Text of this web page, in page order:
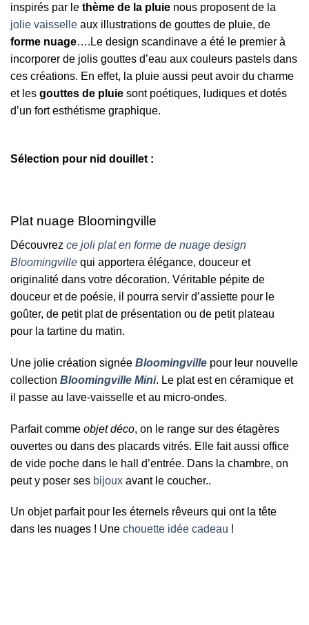
inspirés par le thème de la pluie nous proposent de la
jolie vaisselle aux illustrations de gouttes de pluie, de
forme nuage….Le design scandinave a été le premier à
incorporer de jolis gouttes d’eau aux couleurs pastels dans
ces créations. En effet, la pluie aussi peut avoir du charme
et les gouttes de pluie sont poétiques, ludiques et dotés
d’un fort esthétisme graphique.
Sélection pour nid douillet :
Plat nuage Bloomingville
Découvrez ce joli plat en forme de nuage design
Bloomingville qui apportera élégance, douceur et
originalité dans votre décoration. Véritable pépite de
douceur et de poésie, il pourra servir d’assiette pour le
goûter, de petit plat de présentation ou de petit plateau
pour la tartine du matin.
Une jolie création signée Bloomingville pour leur nouvelle
collection Bloomingville Mini. Le plat est en céramique et
il passe au lave-vaisselle et au micro-ondes.
Parfait comme objet déco, on le range sur des étagères
ouvertes ou dans des placards vitrés. Elle fait aussi office
de vide poche dans le hall d’entrée. Dans la chambre, on
peut y poser ses bijoux avant le coucher..
Un objet parfait pour les éternels rêveurs qui ont la tête
dans les nuages ! Une chouette idée cadeau !